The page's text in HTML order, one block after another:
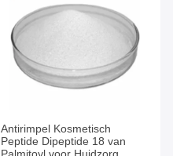
Antirimpel Kosmetisch
Peptide Dipeptide 18 van